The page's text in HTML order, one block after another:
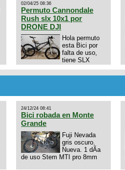
02/04/25 08:36
Permuto Cannondale
Rush slx 10x1 por
DRONE DJI
Hola permuto
esta Bici por
falta de uso,
tiene SLX
Horquilla Axon tope de gama
por drone de la marca Dji, les
interesa 3434568861 saludos
24/12/24 08:41
Bici robada en Monte
Grande
Fuji Nevada
gris oscuro.
Nueva. 1 dÃ­a
de uso Stem MTI pro 8mm